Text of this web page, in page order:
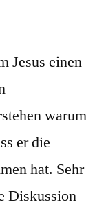
Jesus einen
warum
er die
hat. Sehr
Diskussion